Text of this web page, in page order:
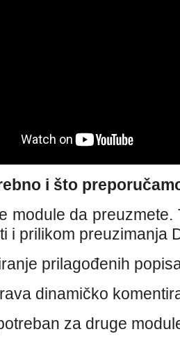
i što
module da
i prilikom preuzimanja
prilagođenih
dinamičko
za druge